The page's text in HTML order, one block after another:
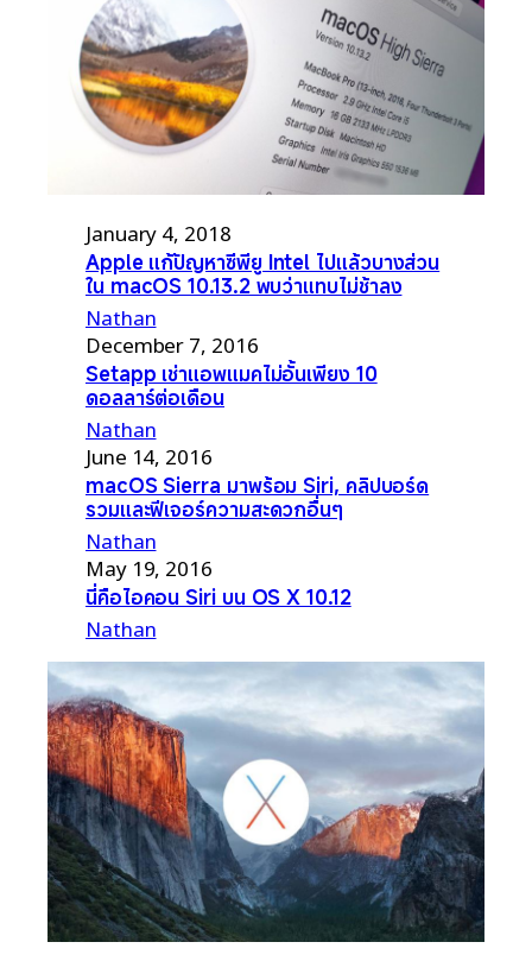
January 4, 2018
Apple แก้ปัญหาซีพียู Intel ไปแล้วบางส่วน
ใน macOS 10.13.2 พบว่าแทบไม่ช้าลง
Nathan
December 7, 2016
Setapp เช่าแอพแมคไม่อั้นเพียง 10
ดอลลาร์ต่อเดือน
Nathan
June 14, 2016
macOS Sierra มาพร้อม Siri, คลิปบอร์ด
รวมและฟีเจอร์ความสะดวกอื่นๆ
Nathan
May 19, 2016
นี่คือไอคอน Siri บน OS X 10.12
Nathan